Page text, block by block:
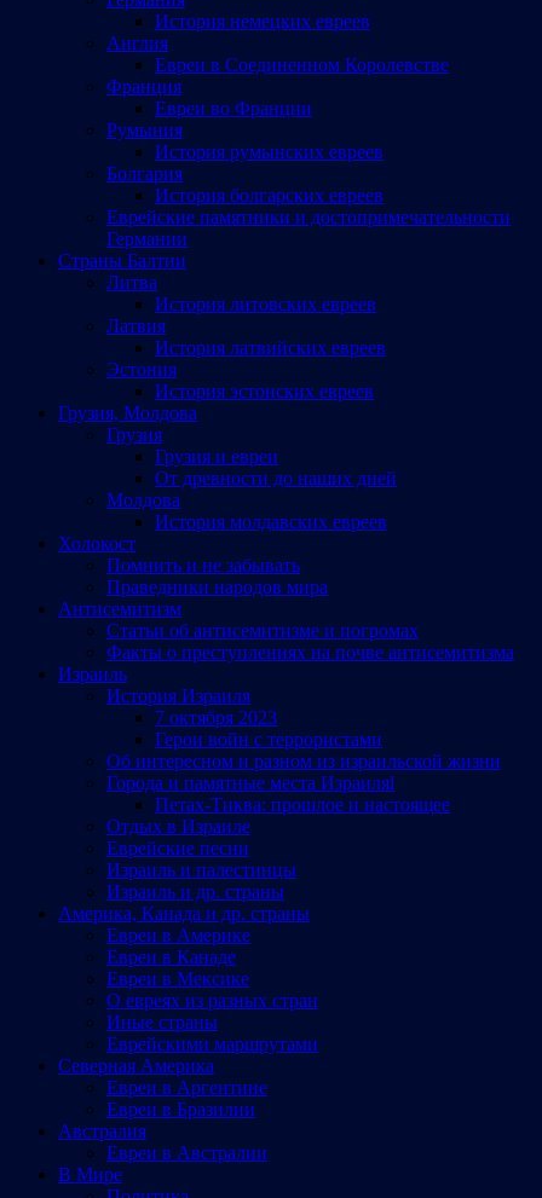
История немецких евреев
Англия
Евреи в Соединенном Королевстве
Франция
Евреи во Франции
Румыния
История румынских евреев
Болгария
История болгарских евреев
Еврейские памятники и достопримечательности
Германии
Страны Балтии
Литва
История литовских евреев
Латвия
История латвийских евреев
Эстония
История эстонских евреев
Грузия, Молдова
Грузия
Грузия и евреи
От древности до наших дней
Молдова
История молдавских евреев
Холокост
Помнить и не забывать
Праведники народов мира
Антисемитизм
Статьи об антисемитизме и погромах
Факты о преступлениях на почве антисемитизма
Израиль
История Израиля
7 октября 2023
Герои войн с террористами
Об интересном и разном из израильской жизни
Города и памятные места Израиляl
Петах-Тиква: прошлое и настоящее
Отдых в Израиле
Еврейские песни
Израиль и палестинцы
Израиль и др. страны
Америка, Канада и др. страны
Евреи в Америке
Евреи в Канаде
Евреи в Мексике
О евреях из разных стран
Иные страны
Еврейскими маршрутами
Северная Америка
Евреи в Аргентине
Евреи в Бразилии
Австралия
Евреи в Австралии
В Мире